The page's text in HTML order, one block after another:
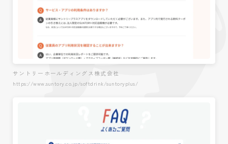
サントリーホールディングス株式会社
https://www.suntory.co.jp/softdrink/suntoryplus/